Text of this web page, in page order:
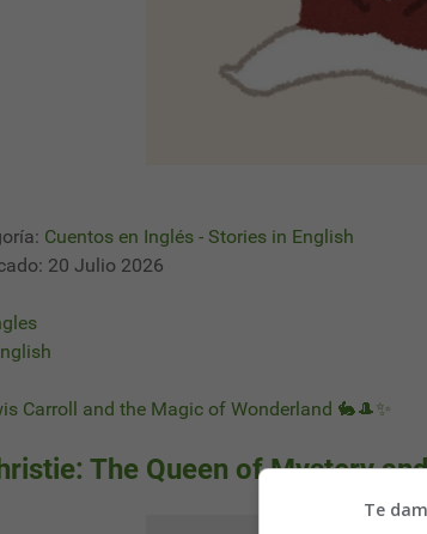
Cuentos en Inglés - Stories in English
20 Julio 2026
Carroll and the Magic of Wonderland 🐇🎩✨
The Queen of Mystery
Te